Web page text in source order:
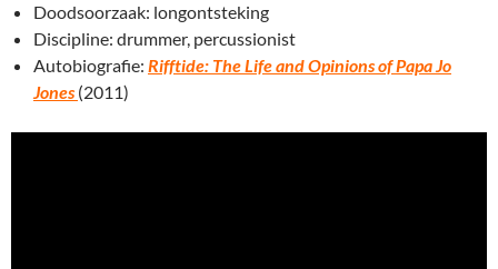
Doodsoorzaak: longontsteking
Discipline: drummer, percussionist
Autobiografie: Rifftide: The Life and Opinions of Papa Jo
Jones (2011)